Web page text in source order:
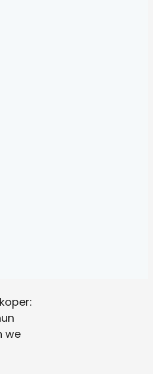
we